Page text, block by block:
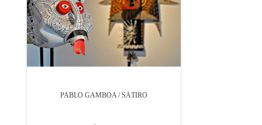
PABLO GAMBOA / SÁTIRO